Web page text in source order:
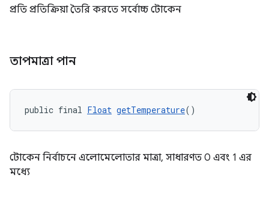
প্রতি প্রতিক্রিয়া তৈরি করতে সর্বোচ্চ টোকেন
তাপমাত্রা পান
public final Float getTemperature()
টোকেন নির্বাচনে এলোমেলোতার মাত্রা, সাধারণত 0 এবং 1 এর
মধ্যে